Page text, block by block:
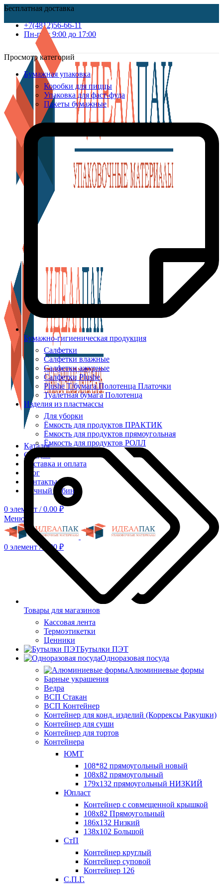
Бесплатная доставка
+7(4812)56-66-11
Пн-пт c 9:00 до 17:00
Каталог
Скидки
Доставка и оплата
Блог
Контакты
Личный кабинет
0 элемент / 0.00 ₽
Меню
0 элемент / 0.00 ₽
Просмотр категорий
Бумажная упаковка
Коробки для пиццы
Упаковка для фаст-фуда
Пакеты бумажные
Бумажно-гигиеническая продукция
Салфетки
Салфетки влажные
Салфетки ажурные
Салфетки Plushe
Plushe Т/бумага Полотенца Платочки
Туалетная бумага Полотенца
Изделия из пластмассы
Для уборки
Ёмкость для продуктов ПРАКТИК
Ёмкость для продуктов прямоугольная
Ёмкость для продуктов РОЛЛ
Товары для магазинов
Кассовая лента
Термоэтикетки
Ценники
Бутылки ПЭТ
Одноразовая посуда
Алюминиевые формы
Барные украшения
Ведра
ВСП Стакан
ВСП Контейнер
Контейнер для конд. изделий (Коррексы Ракушки)
Контейнер для суши
Контейнер для тортов
Контейнера
ЮМТ
108*82 прямоугольный новый
108х82 прямоугольный
179х132 прямоугольный НИЗКИЙ
Юпласт
Контейнер с совмещенной крышкой
108х82 Прямоугольный
186х132 Низкий
138х102 Большой
СтП
Контейнер круглый
Контейнер суповой
Контейнер 126
С.П.Г.